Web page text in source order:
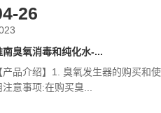
26
南臭氧消毒和纯化水-...
产品介绍】1. 臭氧发生器的购买和使
注意事项:在购买臭...